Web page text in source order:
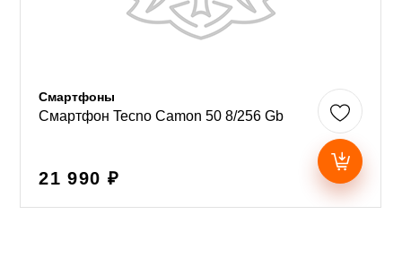
Смартфоны
Смартфон Tecno Camon 50 8/256 Gb
21 990 ₽